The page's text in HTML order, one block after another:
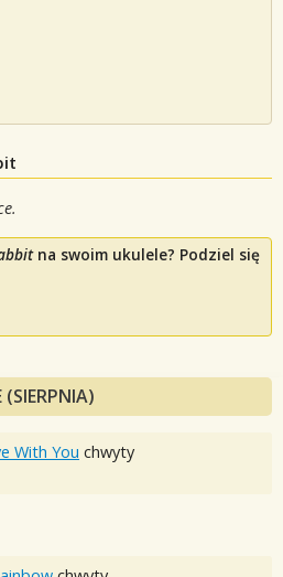
na swoim ukulele? Podziel się
(SIERPNIA)
With You chwyty